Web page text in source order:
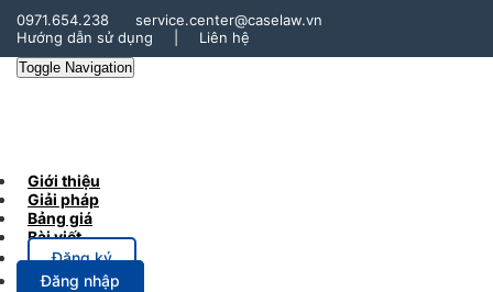
0971.654.238
service.center@caselaw.vn
Hướng dẫn sử dụng
Liên hệ
Toggle Navigation
Giới thiệu
Giải pháp
Bảng giá
Bài viết
Đăng ký
Đăng nhập